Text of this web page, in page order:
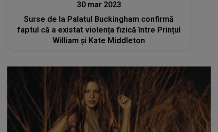
30 mar 2023
Surse de la Palatul Buckingham confirmă
faptul că a existat violența fizică între Prințul
William și Kate Middleton